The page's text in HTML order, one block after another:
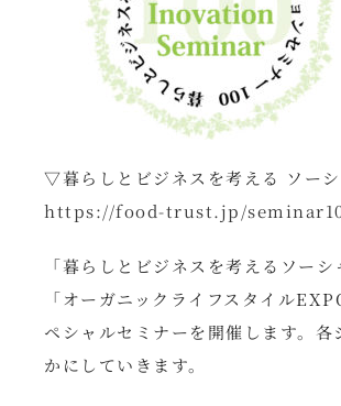
▽暮らしとビジネスを考える ソー
https://food-trust.jp/
「暮らしとビジネスを考えるソー
「オーガニックライフスタイル
ペシャルセミナーを開催します。
かにしていきます。